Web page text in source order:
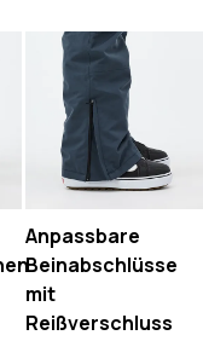
Anpassbare
Beinabschlüsse
mit
Reißverschluss